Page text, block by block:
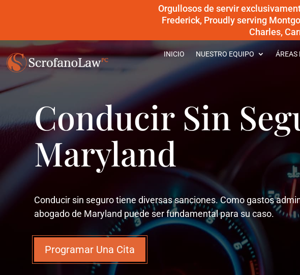
Orgullosos de servir
Frederick, Proudly serving
Charles,
INICIO NUESTRO EQUIPO ÁREAS
Conducir Sin
Maryland
Conducir sin seguro tiene diversas sanciones. Como gastos
abogado de Maryland puede ser fundamental para su caso.
Programar Una Cita